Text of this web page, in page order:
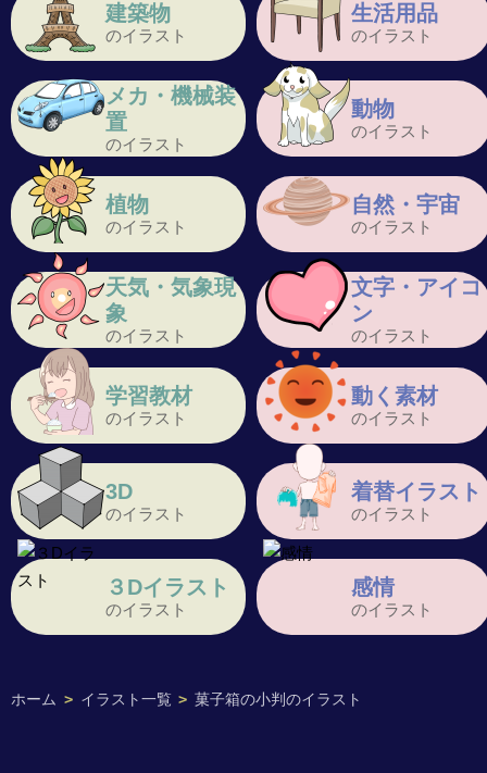
ホーム > イラスト一覧 > 菓子箱の小判のイラスト
建築物
のイラスト
生活用品
のイラスト
メカ・機械装
置
のイラスト
動物
のイラスト
植物
のイラスト
自然・宇宙
のイラスト
天気・気象現
象
のイラスト
文字・アイコ
ン
のイラスト
学習教材
のイラスト
動く素材
のイラスト
3D
のイラスト
着替イラスト
のイラスト
３Dイラスト
のイラスト
感情
のイラスト